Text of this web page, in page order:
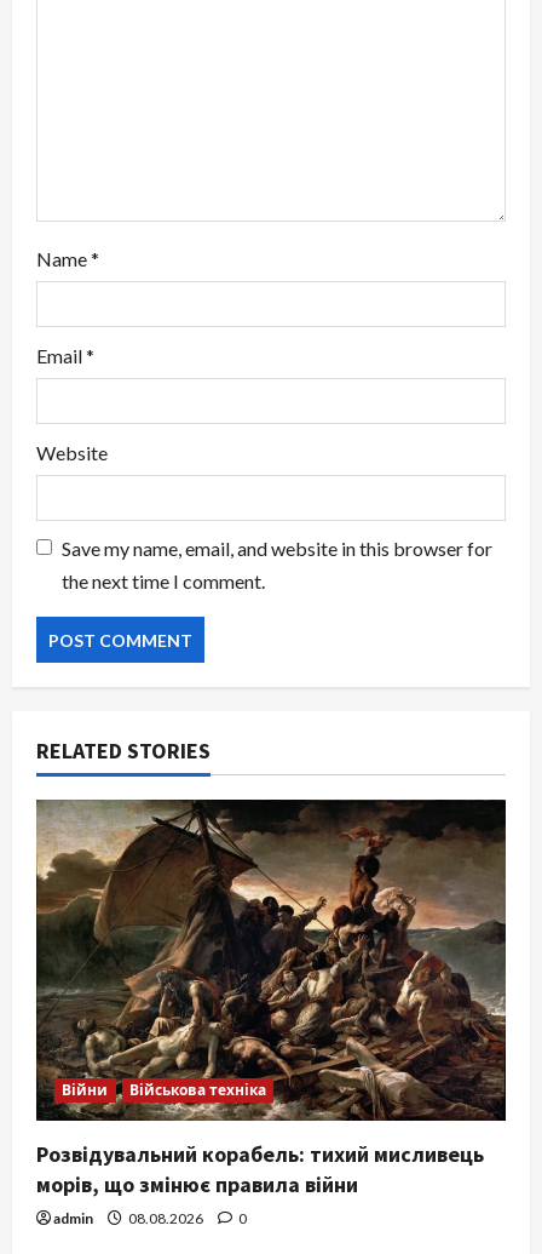
Name*
Email*
Website
Save my name, email, and website in this browser for
the next time I comment.
RELATED STORIES
Війни Військова техніка
Розвідувальний корабель: тихий мисливець
морів, що змінює правила війни
admin 08.08.2026 0